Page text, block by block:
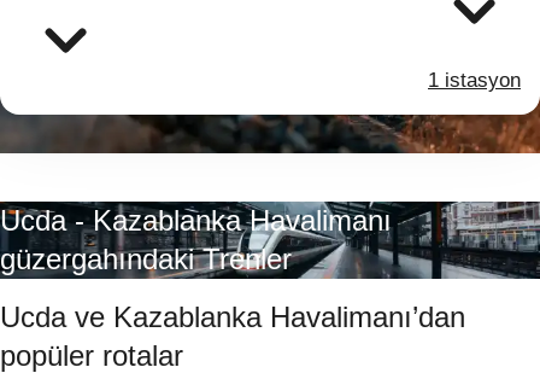
1 istasyon
Ucda - Kazablanka Havalimanı
güzergahındaki Trenler
Ucda ve Kazablanka Havalimanı’dan
popüler rotalar